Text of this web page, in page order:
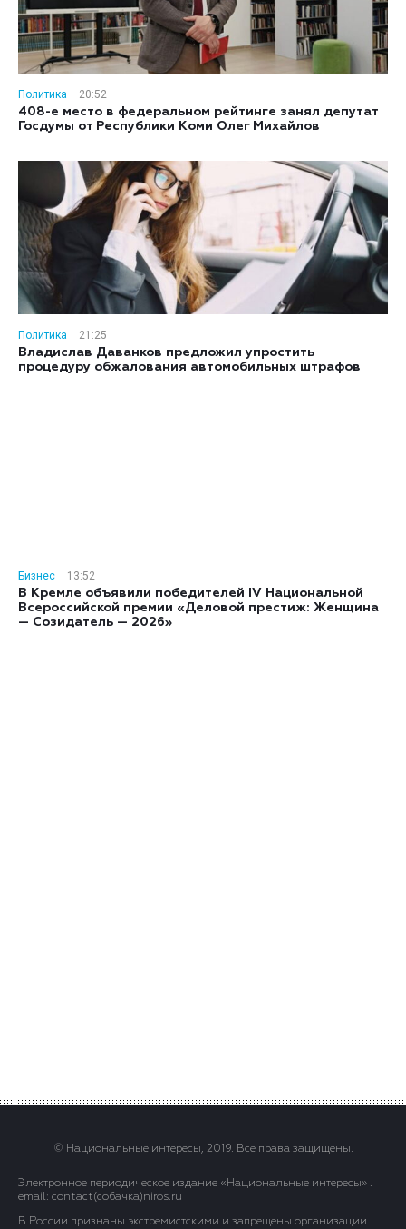
Политика
20:52
408-е место в федеральном рейтинге занял депутат
Госдумы от Республики Коми Олег Михайлов
Политика
21:25
Владислав Даванков предложил упростить
процедуру обжалования автомобильных штрафов
Бизнес
13:52
В Кремле объявили победителей IV Национальной
Всероссийской премии «Деловой престиж: Женщина
— Созидатель — 2026»
© Национальные интересы, 2019. Все права защищены.
Электронное периодическое издание «Национальные интересы» .
email: contact(сoбaчка)niros.ru
В России признаны экстремистскими и запрещены организации